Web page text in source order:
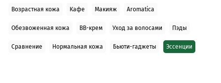
Возрастная кожа Кафе Макияж Aromatica
Обезвоженная кожа BB-крем Уход за волосами Пэды
Сравнение Нормальная кожа Бьюти-гаджеты Эссенции